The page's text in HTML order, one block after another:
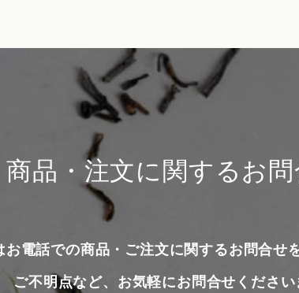
商品・注文に関するお問
お電話での商品・ご注文に関するお問合せ
ご不明点など、お気軽にお問合せください